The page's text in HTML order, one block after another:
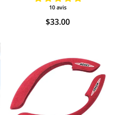
10 avis
Prix
$33.00